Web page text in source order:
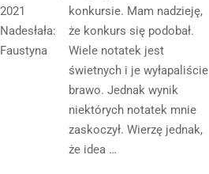
2021
Nadesłała:
Faustyna
konkursie. Mam nadzieję,
że konkurs się podobał.
Wiele notatek jest
świetnych i je wyłapaliście
brawo. Jednak wynik
niektórych notatek mnie
zaskoczył. Wierzę jednak,
że idea …